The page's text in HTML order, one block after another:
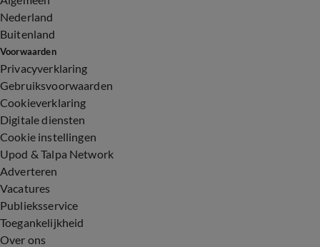
Nederland
Buitenland
Voorwaarden
Privacyverklaring
Gebruiksvoorwaarden
Cookieverklaring
Digitale diensten
Cookie instellingen
Upod & Talpa Network
Adverteren
Vacatures
Publieksservice
Toegankelijkheid
Over ons